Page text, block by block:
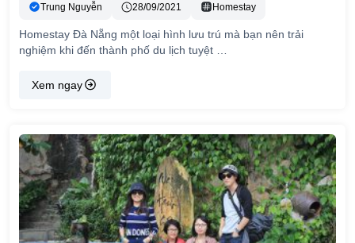
Trung Nguyễn 28/09/2021 Homestay
Homestay Đà Nẵng một loại hình lưu trú mà bạn nên trải
nghiệm khi đến thành phố du lịch tuyệt …
Xem ngay